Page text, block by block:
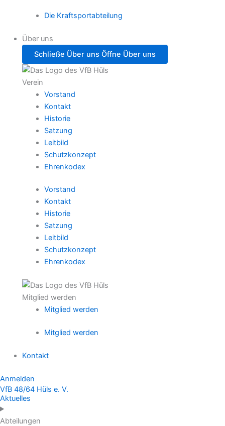
Die Kraftsportabteilung
Über uns
Schließe Über uns Öffne Über uns
Verein
Vorstand
Kontakt
Historie
Satzung
Leitbild
Schutzkonzept
Ehrenkodex
Vorstand
Kontakt
Historie
Satzung
Leitbild
Schutzkonzept
Ehrenkodex
Mitglied werden
Mitglied werden
Mitglied werden
Kontakt
Anmelden
VfB 48/64 Hüls e. V.
Aktuelles
Abteilungen